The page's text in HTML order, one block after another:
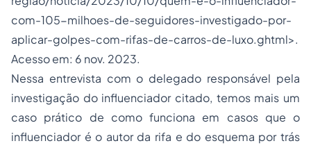
com-105-milhoes-de-seguidores-investigado-por-
aplicar-golpes-com-rifas-de-carros-de-luxo.ghtml>.
Acesso em: 6 nov. 2023.
Nessa entrevista com o delegado responsável pela
investigação do influenciador citado, temos mais um
caso prático de como funciona em casos que o
influenciador é o autor da rifa e do esquema por trás